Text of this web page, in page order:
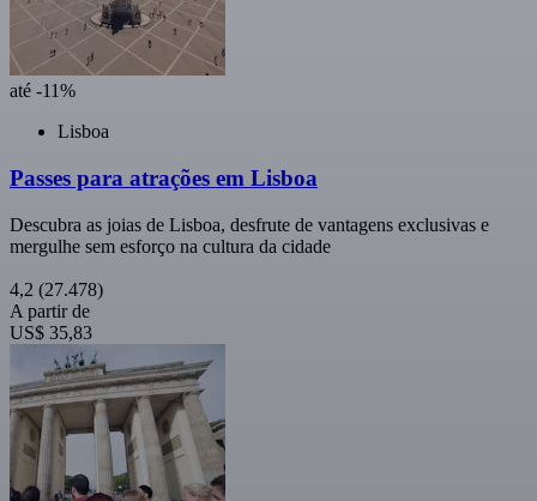
até -11%
Lisboa
Passes para atrações em Lisboa
Descubra as joias de Lisboa, desfrute de vantagens exclusivas e
mergulhe sem esforço na cultura da cidade
4,2 (27.478)
A partir de
US$ 35,83